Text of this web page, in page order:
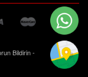
Bildirin -